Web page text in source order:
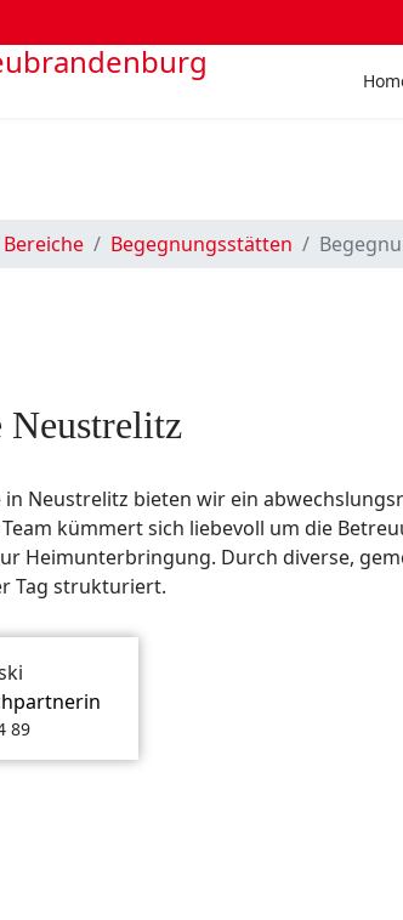
Bereiche Begegnungsstätten
Neustrelitz
Neustrelitz bieten wir ein
kümmert sich liebevoll um die
Heimunterbringung. Durch diverse,
Tag strukturiert.
89